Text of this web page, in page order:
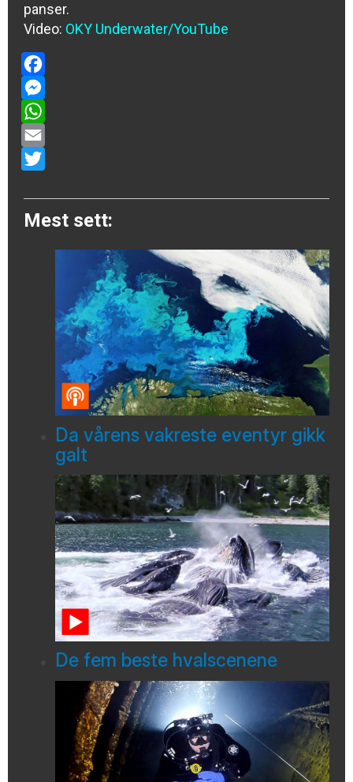
panser.
Video: OKY Underwater/YouTube
Facebook
Messenger
WhatsApp
Email
Mest sett:
Da vårens vakreste eventyr gikk
galt
De fem beste hvalscenene